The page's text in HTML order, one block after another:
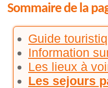
Sommaire de la
Guide
Information
Les lieux à
Les sejours